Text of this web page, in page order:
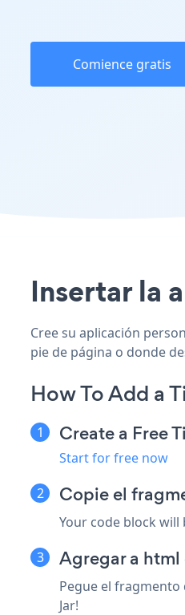
Comience gratis
Insertar la
Cree su aplicación
pie de página o donde
How To Add a
Create a Free
Start for free now
Copie el
Your code block will
Agregar a
Pegue el fragmento
Jar!